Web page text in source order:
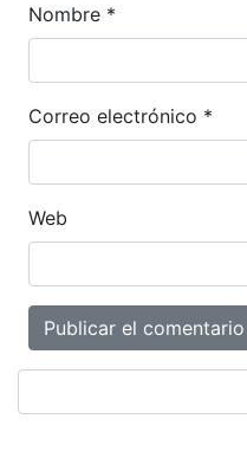
Nombre *
Correo electrónico *
Web